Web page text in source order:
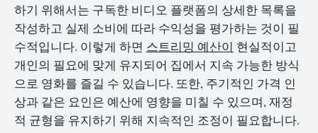
하기 위해서는 구독한 비디오 플랫폼의 상세한 목록을
작성하고 실제 소비에 따라 수익성을 평가하는 것이 필
수적입니다. 이렇게 하면 스트리밍 예산이 현실적이고
개인의 필요에 맞게 유지되어 집에서 지속 가능한 방식
으로 영화를 즐길 수 있습니다. 또한, 주기적인 가격 인
상과 같은 요인은 예산에 영향을 미칠 수 있으며, 재정
적 균형을 유지하기 위해 지속적인 조정이 필요합니다.